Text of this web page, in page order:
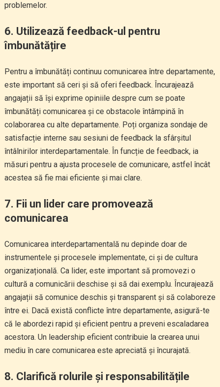
problemelor.
6. Utilizează feedback-ul pentru
îmbunătățire
Pentru a îmbunătăți continuu comunicarea între departamente,
este important să ceri și să oferi feedback. Încurajează
angajații să își exprime opiniile despre cum se poate
îmbunătăți comunicarea și ce obstacole întâmpină în
colaborarea cu alte departamente. Poți organiza sondaje de
satisfacție interne sau sesiuni de feedback la sfârșitul
întâlnirilor interdepartamentale. În funcție de feedback, ia
măsuri pentru a ajusta procesele de comunicare, astfel încât
acestea să fie mai eficiente și mai clare.
7. Fii un lider care promovează
comunicarea
Comunicarea interdepartamentală nu depinde doar de
instrumentele și procesele implementate, ci și de cultura
organizațională. Ca lider, este important să promovezi o
cultură a comunicării deschise și să dai exemplu. Încurajează
angajații să comunice deschis și transparent și să colaboreze
între ei. Dacă există conflicte între departamente, asigură-te
că le abordezi rapid și eficient pentru a preveni escaladarea
acestora. Un leadership eficient contribuie la crearea unui
mediu în care comunicarea este apreciată și încurajată.
8. Clarifică rolurile și responsabilitățile